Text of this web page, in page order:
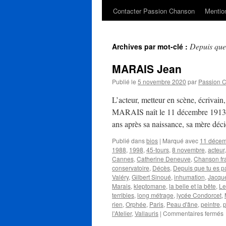
Contacter Passion Chanson
Archives par mot-clé : Depuis
MARAIS Jean
Publié le 5 novembre 2020 par Passion
L’acteur, metteur en scène,
MARAIS naît le 11 décembre
ans après sa naissance, sa mère
Publié dansbios | Marqué avec 11
1988, 1998, 45-tours, 8 novembre, acteur,
Cannes, Catherine Deneuve, Chanson
conservatoire, Décès, Depuis que tu es
Valéry, Gilbert Sinoué, inhumation,
Marais, kleptomane, la belle et la bête,
terribles, long métrage, lycée Condorcet,
rien, Orphée, Paris, Peau d'âne, peintre,
l'Atelier, Vallauris | Commentaires fermés